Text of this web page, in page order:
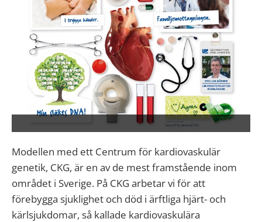
Modellen med ett Centrum för kardiovaskulär
genetik, CKG, är en av de mest framstående inom
området i Sverige. På CKG arbetar vi för att
förebygga sjuklighet och död i ärftliga hjärt- och
kärlsjukdomar, så kallade kardiovaskulära